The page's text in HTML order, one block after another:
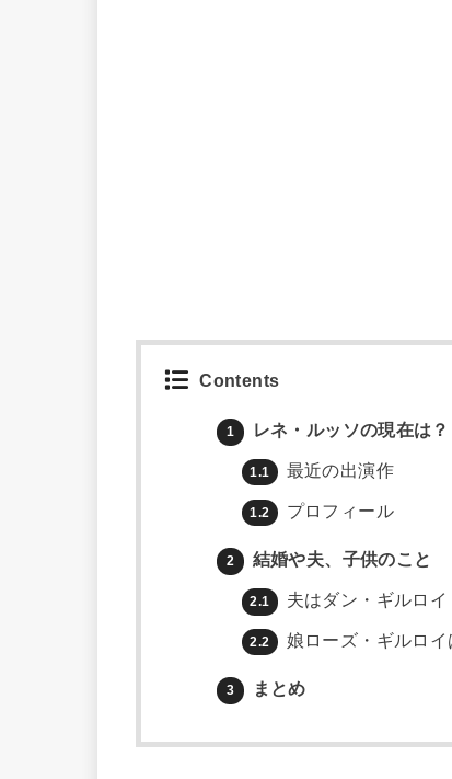
Contents
1 レネ・ルッソの現在は？
1.1 最近の出演作
1.2 プロフィール
2 結婚や夫、子供のこと
2.1 夫はダン・ギルロイ
2.2 娘ローズ・ギルロ
3 まとめ